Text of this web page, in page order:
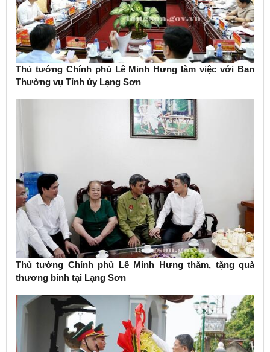
Thủ tướng Chính phủ Lê Minh Hưng làm việc với Ban
Thường vụ Tỉnh ủy Lạng Sơn
Thủ tướng Chính phủ Lê Minh Hưng thăm, tặng quà
thương binh tại Lạng Sơn